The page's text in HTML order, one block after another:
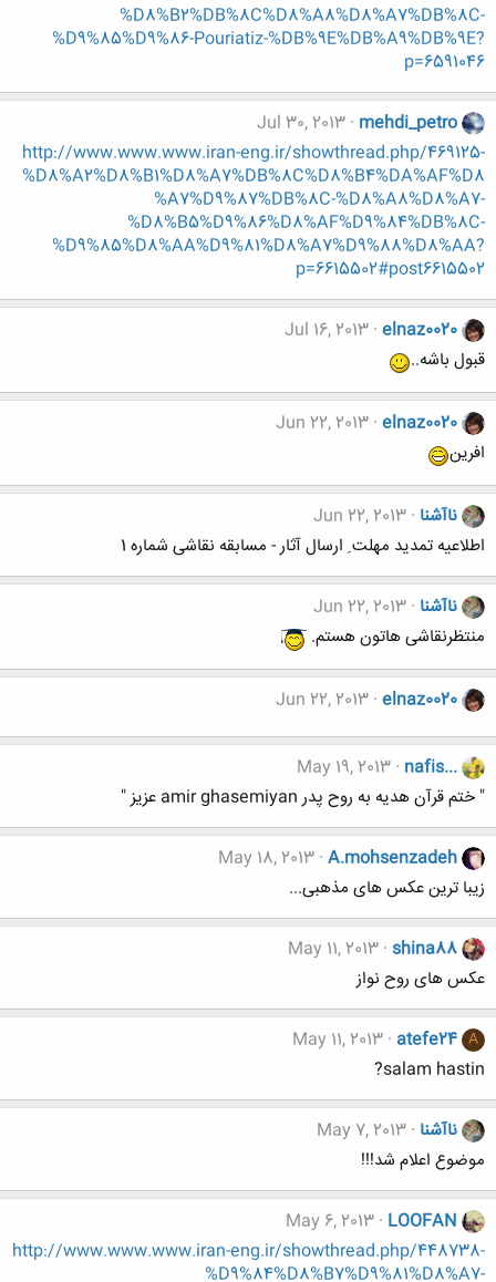
%D8%B2%DB%8C%D8%A8%D8%A7%DB%8C-
%D9%85%D9%86-Pouriatiz-%DB%9E%DB%A9%DB%9E?
p=6591046
mehdi_petro
Jul 30, 2013
http://www.www.www.iran-eng.ir/showthread.php/469125-
%D8%A2%D8%B1%D8%A7%DB%8C%D8%B4%DA%AF%D8
%A7%D9%87%DB%8C-%D8%A8%D8%A7-
%D8%B5%D9%86%D8%AF%D9%84%DB%8C-
%D9%85%D8%AA%D9%81%D8%A7%D9%88%D8%AA?
p=6615502#post6615502
elnaz0020
Jul 16, 2013
قبول باشه..
elnaz0020
Jun 22, 2013
افرین
ناآشنا Jun 22, 2013
اطلاعیه تمدید مهلت ِ ارسال آثار - مسابقه نقاشی شماره 1
ناآشنا Jun 22, 2013
منتظرنقاشی هاتون هستم.
elnaz0020
Jun 22, 2013
nafis...
May 19, 2013
" ختم قرآن هدیه به روح پدر amir ghasemiyan عزیز "
A.mohsenzadeh
May 18, 2013
زیبا ترین عکس های مذهبی...
shina88
May 11, 2013
عکس های روح نواز
A
atefe24
May 11, 2013
salam hastin?
ناآشنا May 7, 2013
موضوع اعلام شد!!!
LOOFAN
May 6, 2013
http://www.www.www.iran-eng.ir/showthread.php/448738-
%D9%84%D8%B7%D9%81%D8%A7-